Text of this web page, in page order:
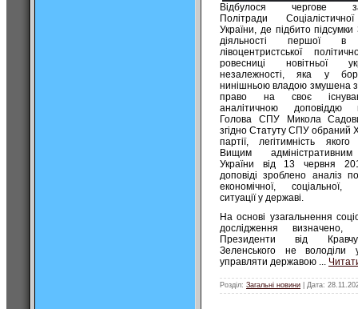
Відбулося чергове
Політради
України, де підбито підсумки
діяльності першої в
лівоцентристської
ровесниці новітньої
незалежності, яка у
нинішньою владою змушена
право на своє
аналітичною доповіддю
Голова СПУ Микола
згідно Статуту СПУ обраний
партії, легітимність
Вищим
України від 13 червня
доповіді зроблено аналіз
економічної, соціальної,
ситуації у державі.
На основі узагальнення
дослідження
Президенти від
Зеленського не володіли
управляти державою ...
Розділ: Загальні новини | Дата: